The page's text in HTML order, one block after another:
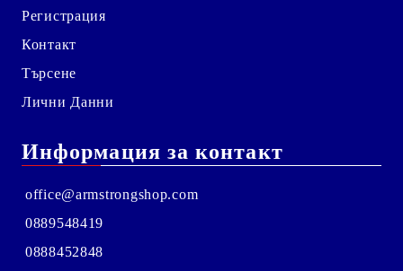
Регистрация
Контакт
Търсене
Лични Данни
Информация за контакт
office@armstrongshop.com
0889548419
0888452848